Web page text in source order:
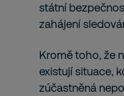
státní
zahájení
Kromě toho, že
existují situace,
zúčastněná